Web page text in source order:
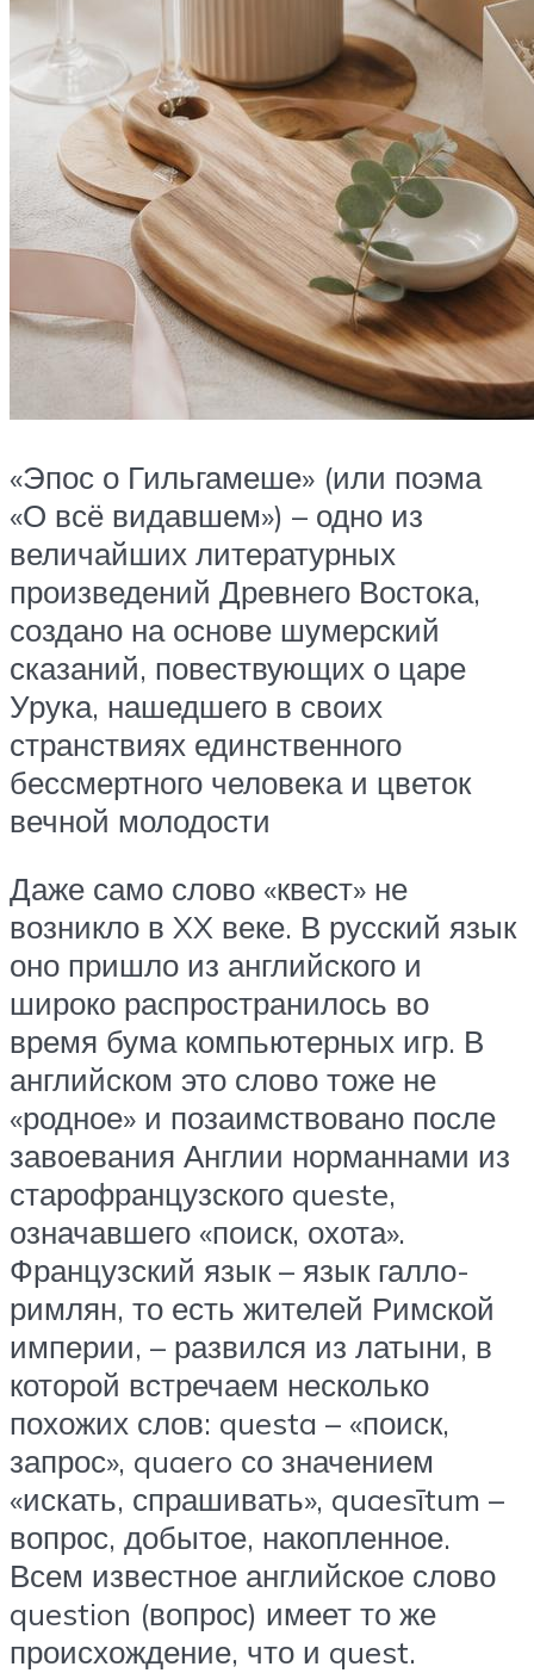
«Эпос о Гильгамеше» (или поэма
«О всё видавшем») – одно из
величайших литературных
произведений Древнего Востока,
создано на основе шумерский
сказаний, повествующих о царе
Урука, нашедшего в своих
странствиях единственного
бессмертного человека и цветок
вечной молодости
Даже само слово «квест» не
возникло в XX веке. В русский язык
оно пришло из английского и
широко распространилось во
время бума компьютерных игр. В
английском это слово тоже не
«родное» и позаимствовано после
завоевания Англии норманнами из
старофранцузского queste,
означавшего «поиск, охота».
Французский язык – язык галло-
римлян, то есть жителей Римской
империи, – развился из латыни, в
которой встречаем несколько
похожих слов: questa – «поиск,
запрос», quaero со значением
«искать, спрашивать», quaesītum –
вопрос, добытое, накопленное.
Всем известное английское слово
question (вопрос) имеет то же
происхождение, что и quest.